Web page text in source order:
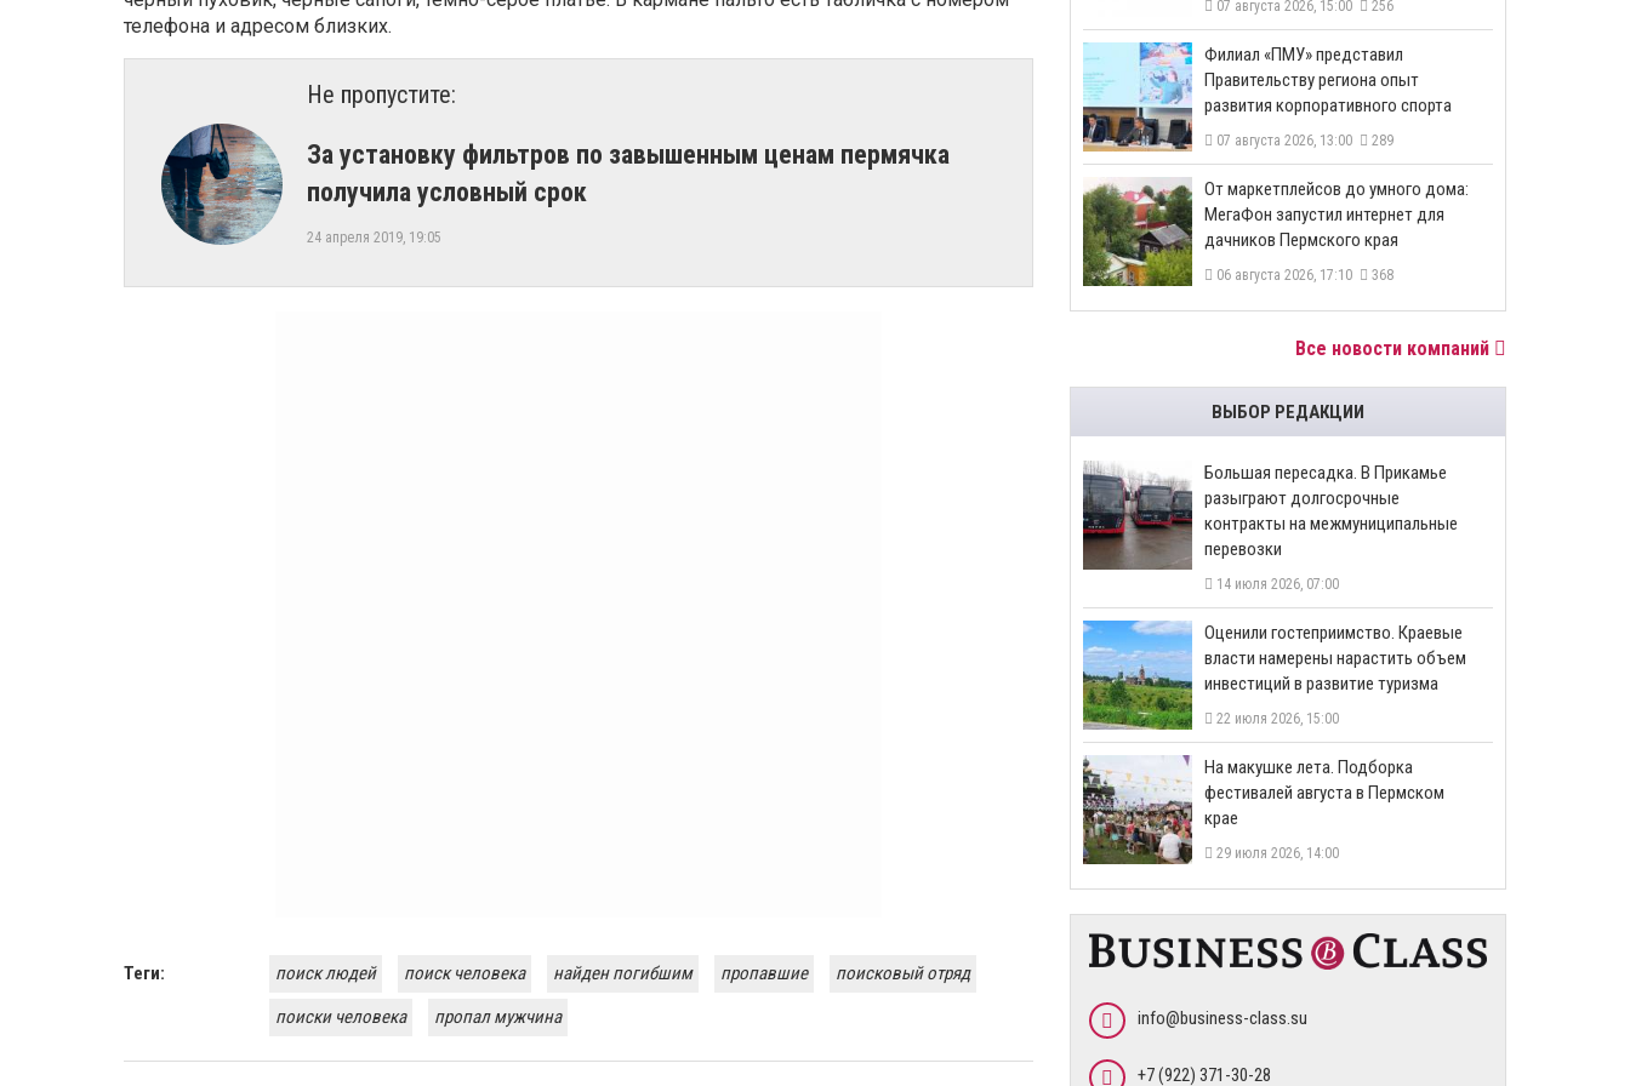
телефона и адресом близких.
Не пропустите:
​За установку фильтров по завышенным ценам пермячка
получила условный срок
24 апреля 2019, 19:05
Теги: поиск людей поиск человека найден погибшим пропавшие
поисковый отряд
поиски человека
пропал мужчина
07 августа 2026, 15:00 256
​Филиал «ПМУ» представил
Правительству региона опыт
развития корпоративного спорта
07 августа 2026, 13:00 289
От маркетплейсов до умного дома:
МегаФон запустил интернет для
дачников Пермского края
06 августа 2026, 17:10 368
Все новости компаний
ВЫБОР РЕДАКЦИИ
Большая пересадка. В Прикамье
разыграют долгосрочные
контракты на межмуниципальные
перевозки
14 июля 2026, 07:00
Оценили гостеприимство. Краевые
власти намерены нарастить объем
инвестиций в развитие туризма
22 июля 2026, 15:00
На макушке лета. Подборка
фестивалей августа в Пермском
крае
29 июля 2026, 14:00
info@business-class.su
+7 (922) 371-30-28